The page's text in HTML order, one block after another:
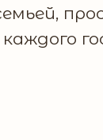
каждого